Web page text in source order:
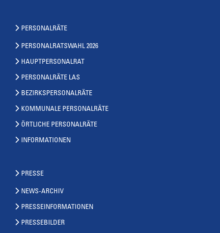
PERSONALRÄTE
PERSONALRATSWAHL 2026
HAUPTPERSONALRAT
PERSONALRÄTE LAS
BEZIRKSPERSONALRÄTE
KOMMUNALE PERSONALRÄTE
ÖRTLICHE PERSONALRÄTE
INFORMATIONEN
PRESSE
NEWS-ARCHIV
PRESSEINFORMATIONEN
PRESSEBILDER